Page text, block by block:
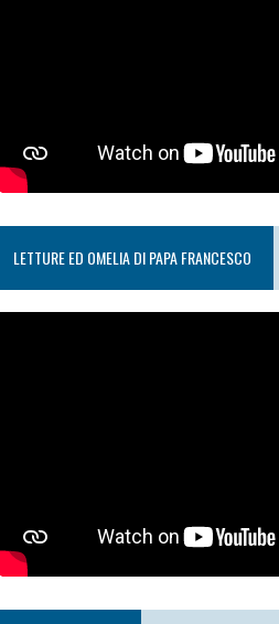
LETTURE ED OMELIA DI PAPA FRANCESCO